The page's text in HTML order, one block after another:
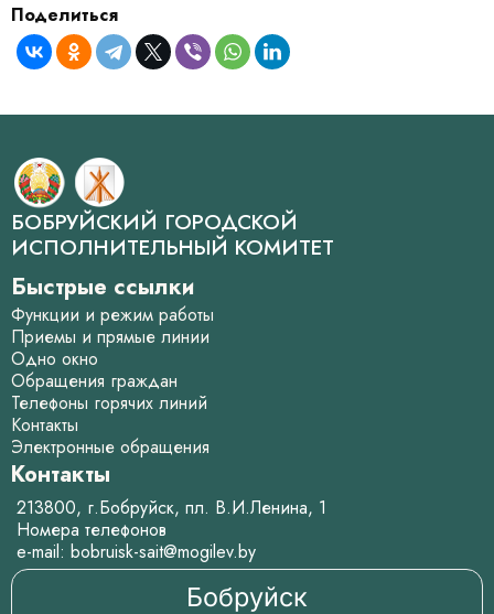
Поделиться
БОБРУЙСКИЙ ГОРОДСКОЙ
ИСПОЛНИТЕЛЬНЫЙ КОМИТЕТ
Быстрые ссылки
Функции и режим работы
Приемы и прямые линии
Одно окно
Обращения граждан
Телефоны горячих линий
Контакты
Электронные обращения
Контакты
213800, г.Бобруйск, пл. В.И.Ленина, 1
Номера телефонов
e-mail: bobruisk-sait@mogilev.by
Бобруйск